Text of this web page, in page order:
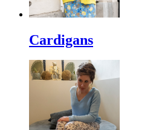
Cardigans